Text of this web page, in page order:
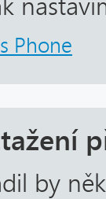
Phone
by